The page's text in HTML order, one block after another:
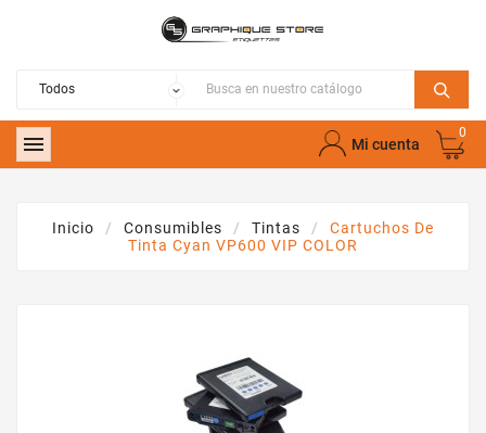
 Mi cuenta
0
Inicio Consumibles Tintas
Cartuchos De
Tinta Cyan VP600 VIP COLOR